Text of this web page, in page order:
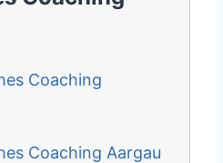
Coaching
Coaching Aargau